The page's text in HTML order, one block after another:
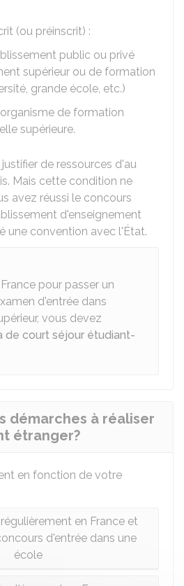
(ou préinscrit) :
public ou privé
supérieur ou de formation
grande école, etc.)
de formation
supérieure.
de ressources d'au
Mais cette condition ne
avez réussi le concours
d'enseignement
une convention avec l'État.
pour passer un
d'entrée dans
vous devez
de court séjour étudiant-
démarches à réaliser
étranger?
en fonction de votre
en France et
d'entrée dans une
école